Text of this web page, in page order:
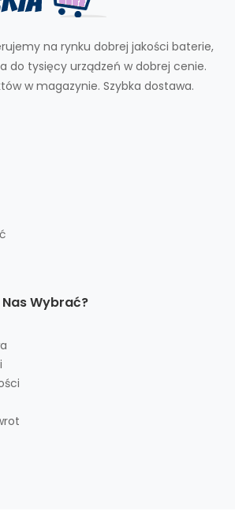
na rynku dobrej jakości baterie,
do tysięcy urządzeń w dobrej cenie.
w magazynie. Szybka dostawa.
Wybrać?